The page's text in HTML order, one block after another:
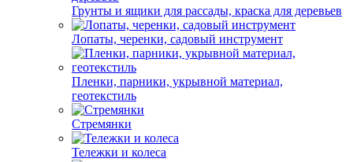
Грунты и ящики для рассады, краска для деревьев
Лопаты, черенки, садовый инструмент
Пленки, парники, укрывной материал,
геотекстиль
Стремянки
Тележки и колеса